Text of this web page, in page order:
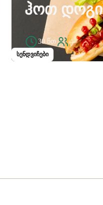
სენდვიჩები
ᲰᲝᲗ ᲓᲝᲒᲘ
30 წთ 4